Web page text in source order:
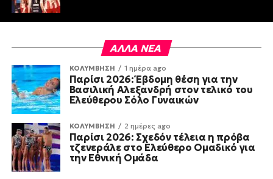
ΑΛΛΑ ΝΕΑ
ΚΟΛΥΜΒΗΣΗ 1 ημέρα ago
Παρίσι 2026: Έβδομη θέση για την
Βασιλική Αλεξανδρή στον τελικό του
Ελεύθερου Σόλο Γυναικών
ΚΟΛΥΜΒΗΣΗ 2 ημέρες ago
Παρίσι 2026: Σχεδόν τέλεια η πρόβα
τζενεράλε στο Ελεύθερο Ομαδικό για
την Εθνική Ομάδα